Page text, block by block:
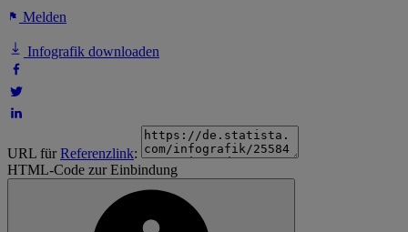
Melden
Infografik downloaden
URL fürReferenzlink:
HTML-Code zur Einbindung